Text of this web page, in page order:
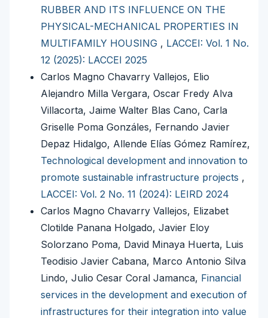
RUBBER AND ITS INFLUENCE ON THE
PHYSICAL-MECHANICAL PROPERTIES IN
MULTIFAMILY HOUSING , LACCEI: Vol. 1 No.
12 (2025): LACCEI 2025
Carlos Magno Chavarry Vallejos, Elio
Alejandro Milla Vergara, Oscar Fredy Alva
Villacorta, Jaime Walter Blas Cano, Carla
Griselle Poma Gonzáles, Fernando Javier
Depaz Hidalgo, Allende Elías Gómez Ramírez,
Technological development and innovation to
promote sustainable infrastructure projects ,
LACCEI: Vol. 2 No. 11 (2024): LEIRD 2024
Carlos Magno Chavarry Vallejos, Elizabet
Clotilde Panana Holgado, Javier Eloy
Solorzano Poma, David Minaya Huerta, Luis
Teodisio Javier Cabana, Marco Antonio Silva
Lindo, Julio Cesar Coral Jamanca, Financial
services in the development and execution of
infrastructures for their integration into value